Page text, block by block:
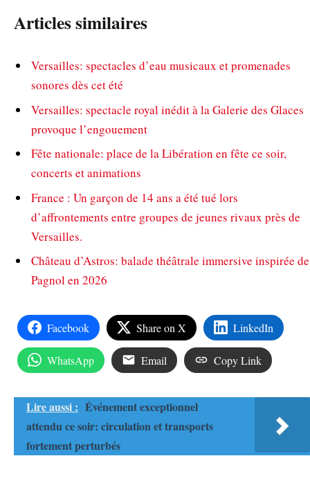
Articles similaires
Versailles: spectacles d’eau musicaux et promenades
sonores dès cet été
Versailles: spectacle royal inédit à la Galerie des Glaces
provoque l’engouement
Fête nationale: place de la Libération en fête ce soir,
concerts et animations
France : Un garçon de 14 ans a été tué lors
d’affrontements entre groupes de jeunes rivaux près de
Versailles.
Château d’Astros: balade théâtrale immersive inspirée de
Pagnol en 2026
Facebook Share on X LinkedIn
WhatsApp Email Copy Link
Lire aussi : Événement exceptionnel
attendu ce soir: circulation et transports
fortement perturbés